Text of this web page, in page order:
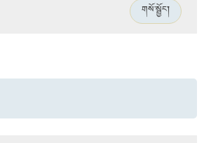
གསོ་སྦྱོང་།